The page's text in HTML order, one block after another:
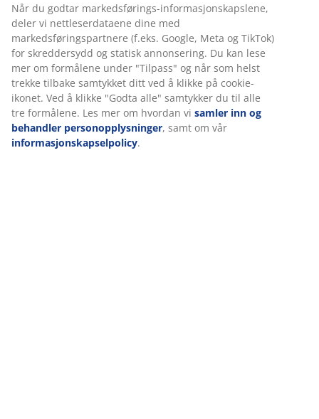
Når du godtar markedsførings-informasjonskapslene,
deler vi nettleserdataene dine med
markedsføringspartnere (f.eks. Google, Meta og TikTok)
for skreddersydd og statisk annonsering. Du kan lese
mer om formålene under "Tilpass" og når som helst
trekke tilbake samtykket ditt ved å klikke på cookie-
ikonet. Ved å klikke "Godta alle" samtykker du til alle
tre formålene. Les mer om hvordan vi samler inn og
behandler personopplysninger, samt om vår
informasjonskapselpolicy.